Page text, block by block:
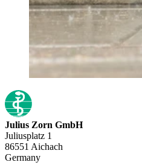
Julius Zorn GmbH
Juliusplatz 1
86551 Aichach
Germany